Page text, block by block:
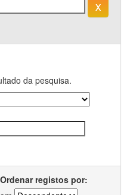
da pesquisa.
Ordenar registos por: